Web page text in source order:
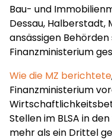
Bau- und
Dessau, Halberstadt,
ansässigen
Finanzministerium
Wie die MZ berichtete
Finanzministerium
Stellen im BLSA in
mehr als ein Drittel